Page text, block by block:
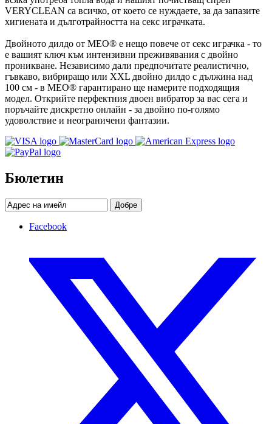
VERYCLEAN са всичко, от което се нуждаете, за да запазите
хигиената и дълготрайността на секс играчката.
Двойното дилдо от MEO® е нещо повече от секс играчка - то
е вашият ключ към интензивни преживявания с двойно
проникване. Независимо дали предпочитате реалистично,
гъвкаво, вибриращо или XXL двойно дилдо с дължина над
100 см - в MEO® гарантирано ще намерите подходящия
модел. Открийте перфектния двоен вибратор за вас сега и
поръчайте дискретно онлайн - за двойно по-голямо
удоволствие и неограничени фантазии.
Бюлетин
Добре
Facebook